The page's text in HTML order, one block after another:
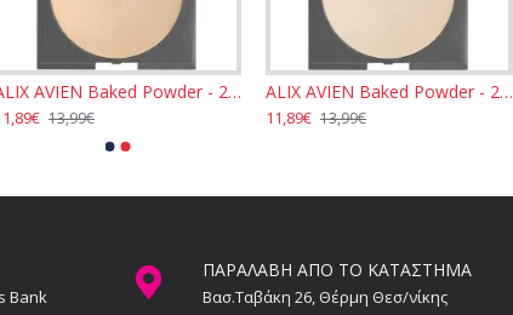
ALIX AVIEN Baked Powder - 201 Nude Ivory 11gr
13,99€
ALIX AVIEN Baked Powder - 251 Pure Sand 11gr
11,89€ 13,99€
Bank
ΠΑΡΑΛΑΒΗ ΑΠΟ ΤΟ ΚΑΤΑΣΤΗΜΑ
Βασ.Ταβάκη 26, Θέρμη Θεσ/νίκης